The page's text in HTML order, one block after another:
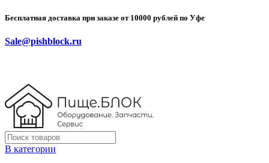
Бесплатная доставка при заказе от 10000 рублей по Уфе
Sale@pishblock.ru
В категории